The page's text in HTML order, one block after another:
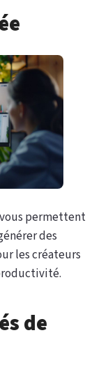
permettent
des
les créateurs
de